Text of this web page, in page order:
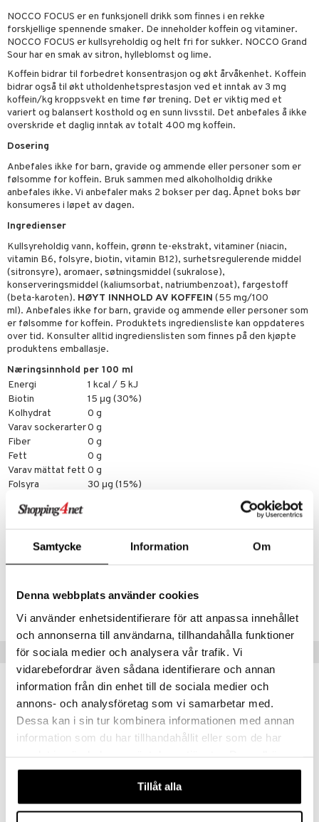
Samtycke Information Om
Denna webbplats använder cookies
Vi använder enhetsidentifierare för att anpassa innehållet
och annonserna till användarna, tillhandahålla funktioner
för sociala medier och analysera vår trafik. Vi
vidarebefordrar även sådana identifierare och annan
information från din enhet till de sociala medier och
annons- och analysföretag som vi samarbetar med.
Dessa kan i sin tur kombinera informationen med annan
information som du har tillhandahållit eller som de har
våra cookies vid fortsatt användande av vår webbplats.
Tillåt alla
NOCCO FOCUS er en funksjonell drikk som finnes i en rekke
forskjellige spennende smaker. De inneholder koffein og vitaminer.
NOCCO FOCUS er kullsyreholdig og helt fri for sukker. NOCCO Grand
Sour har en smak av sitron, hylleblomst og lime.
Koffein bidrar til forbedret konsentrasjon og økt årvåkenhet. Koffein
bidrar også til økt utholdenhetsprestasjon ved et inntak av 3 mg
koffein/kg kroppsvekt en time før trening. Det er viktig med et
variert og balansert kosthold og en sunn livsstil. Det anbefales å ikke
overskride et daglig inntak av totalt 400 mg koffein.
Dosering
Anbefales ikke for barn, gravide og ammende eller personer som er
følsomme for koffein. Bruk sammen med alkoholholdig drikke
anbefales ikke. Vi anbefaler maks 2 bokser per dag. Åpnet boks bør
konsumeres i løpet av dagen.
Ingredienser
Kullsyreholdig vann, koffein, grønn te-ekstrakt, vitaminer (niacin,
vitamin B6, folsyre, biotin, vitamin B12), surhetsregulerende middel
(sitronsyre), aromaer, søtningsmiddel (sukralose),
konserveringsmiddel (kaliumsorbat, natriumbenzoat), fargestoff
(beta-karoten). HØYT INNHOLD AV KOFFEIN (55 mg/100
ml). Anbefales ikke for barn, gravide og ammende eller personer som
er følsomme for koffein. Produktets ingrediensliste kan oppdateres
over tid. Konsulter alltid ingredienslisten som finnes på den kjøpte
produktens emballasje.
Næringsinnhold per 100 ml
Energi
1 kcal / 5 kJ
Biotin
15 μg (30%)
Kolhydrat
0 g
Varav sockerarter0 g
Fiber
0 g
Fett
0 g
Varav mättat fett 0 g
Folsyra
30 μg (15%)
Protein
Vitamin B12
0.76 μg (30%)
Artikkelnr.
Populære produkter
nyhet